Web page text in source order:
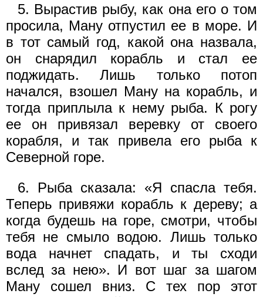
5. Вырастив рыбу, как она его о том
просила, Ману отпустил ее в море. И
в тот самый год, какой она назвала,
он снарядил корабль и стал ее
поджидать. Лишь только потоп
начался, взошел Ману на корабль, и
тогда приплыла к нему рыба. К рогу
ее он привязал веревку от своего
корабля, и так привела его рыба к
Северной горе.
6. Рыба сказала: «Я спасла тебя.
Теперь привяжи корабль к дереву; а
когда будешь на горе, смотри, чтобы
тебя не смыло водою. Лишь только
вода начнет спадать, и ты сходи
вслед за нею». И вот шаг за шагом
Ману сошел вниз. С тех пор этот